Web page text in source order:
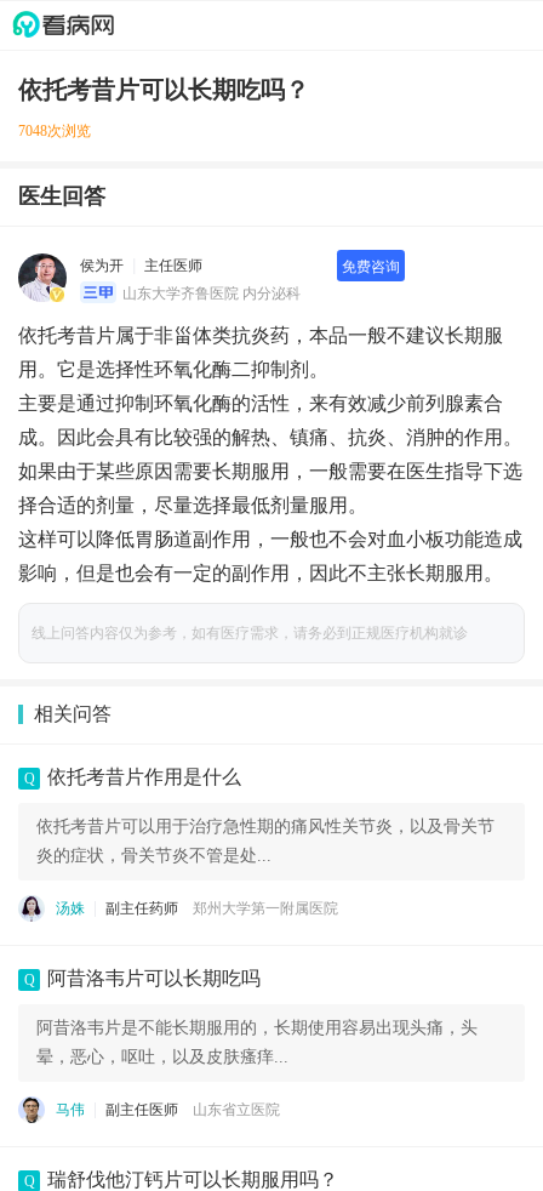
依托考昔片可以长期吃吗？
7048次浏览
医生回答
侯为开 主任医师
免费咨询
山东大学齐鲁医院 内分泌科
依托考昔片属于非甾体类抗炎药，本品一般不建议长期服
用。它是选择性环氧化酶二抑制剂。
主要是通过抑制环氧化酶的活性，来有效减少前列腺素合
成。因此会具有比较强的解热、镇痛、抗炎、消肿的作用。
如果由于某些原因需要长期服用，一般需要在医生指导下选
择合适的剂量，尽量选择最低剂量服用。
这样可以降低胃肠道副作用，一般也不会对血小板功能造成
影响，但是也会有一定的副作用，因此不主张长期服用。
线上问答内容仅为参考，如有医疗需求，请务必到正规医疗机构就诊
相关问答
Q 依托考昔片作用是什么
依托考昔片可以用于治疗急性期的痛风性关节炎，以及骨关节
炎的症状，骨关节炎不管是处...
汤姝 副主任药师 郑州大学第一附属医院
Q 阿昔洛韦片可以长期吃吗
阿昔洛韦片是不能长期服用的，长期使用容易出现头痛，头
晕，恶心，呕吐，以及皮肤瘙痒...
马伟 副主任医师 山东省立医院
Q 瑞舒伐他汀钙片可以长期服用吗？